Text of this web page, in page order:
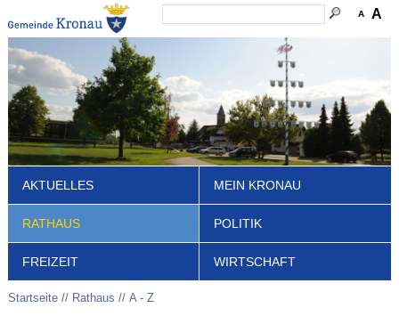
A A
AKTUELLES MEIN KRONAU
RATHAUS POLITIK
FREIZEIT WIRTSCHAFT
Startseite Rathaus A - Z